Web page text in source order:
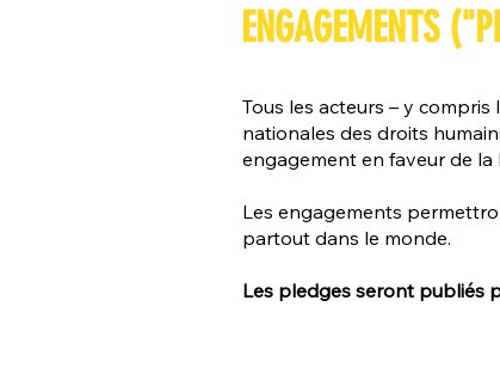
ENGAGEMENTS
Tous les acteurs – y
nationales des droits
engagement en faveur de
Les engagements
partout dans le monde.
Les pledges seront publiés